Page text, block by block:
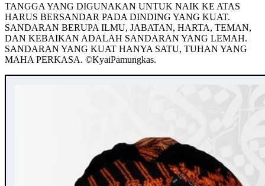
TANGGA YANG DIGUNAKAN UNTUK NAIK KE ATAS
HARUS BERSANDAR PADA DINDING YANG KUAT.
SANDARAN BERUPA ILMU, JABATAN, HARTA, TEMAN,
DAN KEBAIKAN ADALAH SANDARAN YANG LEMAH.
SANDARAN YANG KUAT HANYA SATU, TUHAN YANG
MAHA PERKASA. ©️KyaiPamungkas.